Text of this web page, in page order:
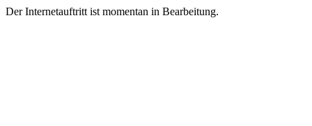
Der Internetauftritt ist momentan in Bearbeitung.